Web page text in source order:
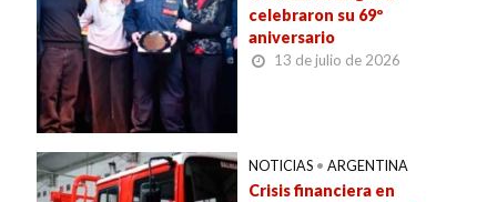
celebraron su 69º
aniversario
13 de julio de 2026
NOTICIAS • ARGENTINA
Crisis financiera en